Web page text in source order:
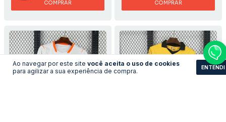
Ao navegar por este site você aceita o uso de cookies
para agilizar a sua experiência de compra.
ENTENDI
COMPRAR COMPRAR